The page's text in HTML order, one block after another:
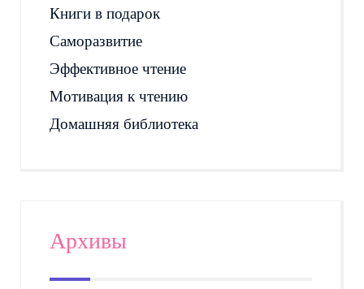
Книги в подарок
Саморазвитие
Эффективное чтение
Мотивация к чтению
Домашняя библиотека
Архивы